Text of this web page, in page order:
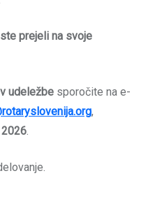
prejeli na svoje
udeležbe sporočite na e-
,
2026.